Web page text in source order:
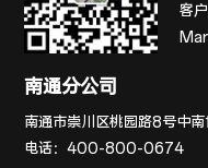
客
南通分公司
南通市崇川区桃园路8号中
电话：400-800-0674